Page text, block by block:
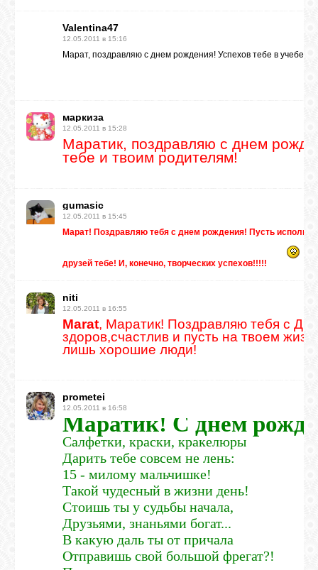
Valentina47
12.05.2011 в 15:16
Марат, поздравляю с днем рождения! Успехов тебе в учебе и
маркиза
12.05.2011 в 15:28
Маратик, поздравляю с днем
тебе и твоим родителям!
gumasic
12.05.2011 в 15:45
Марат! Поздравляю тебя с днем рождения! Пусть
друзей тебе! И, конечно, творческих успехов!!!!!
niti
12.05.2011 в 16:55
Marat, Маратик! Поздравляю тебя с
здоров,счастлив и пусть на твоем
лишь хорошие люди!
prometei
12.05.2011 в 16:58
Маратик! С днем
Салфетки, краски, кракелюры
Дарить тебе совсем не лень:
15 - милому мальчишке!
Такой чудесный в жизни день!
Стоишь ты у судьбы начала,
Друзьями, знаньями богат...
В какую даль ты от причала
Отправишь свой большой фрегат?!